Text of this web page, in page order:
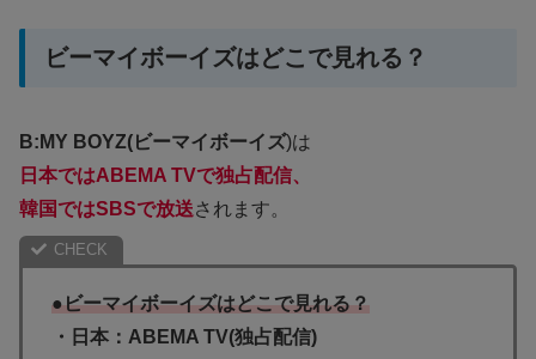
ビーマイボーイズはどこで見れる？
B:MY BOYZ(ビーマイボーイズ)は
日本ではABEMA TVで独占配信、
韓国ではSBSで放送されます。
●ビーマイボーイズはどこで見れる？
・日本：ABEMA TV(独占配信)